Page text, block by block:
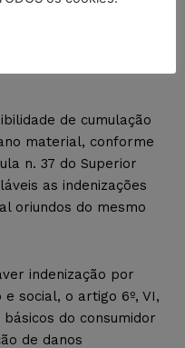
e X, da Constituição
do dano moral
de cumulação
material, conforme
n. 37 do Superior
as indenizações
oriundos do mesmo
indenização por
social, o artigo 6º, VI,
do consumidor
de danos